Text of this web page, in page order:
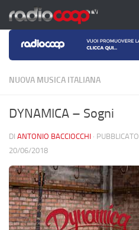
Salta al contenuto
NUOVA MUSICA ITALIANA
DYNAMICA – Sogni
DI ANTONIO BACCIOCCHI · PUBBLICATO
20/06/2018